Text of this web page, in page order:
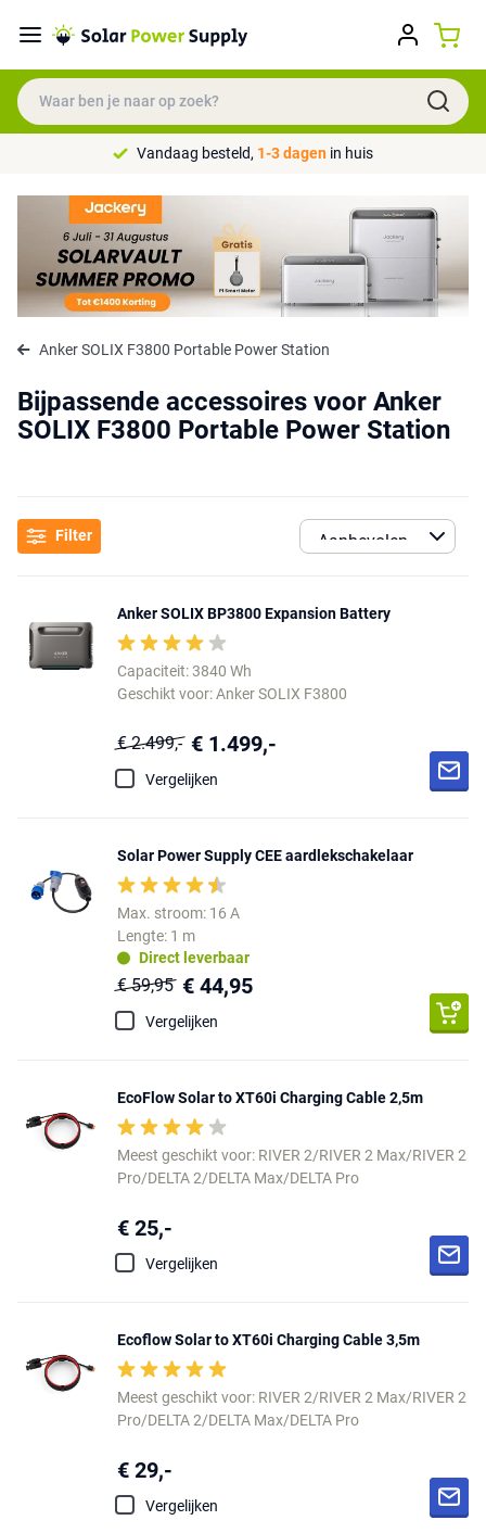
Vandaag besteld, 1-3 dagen in huis
Anker SOLIX F3800 Portable Power Station
Bijpassende accessoires voor Anker
SOLIX F3800 Portable Power Station
Filter
Anker SOLIX BP3800 Expansion Battery
Capaciteit: 3840 Wh
Geschikt voor: Anker SOLIX F3800
€ 2.499,- € 1.499,-
Vergelijken
Solar Power Supply CEE aardlekschakelaar
Max. stroom: 16 A
Lengte: 1 m
Direct leverbaar
€ 59,95 € 44,95
Vergelijken
EcoFlow Solar to XT60i Charging Cable 2,5m
Meest geschikt voor: RIVER 2/RIVER 2 Max/RIVER 2
Pro/DELTA 2/DELTA Max/DELTA Pro
€ 25,-
Vergelijken
Ecoflow Solar to XT60i Charging Cable 3,5m
Meest geschikt voor: RIVER 2/RIVER 2 Max/RIVER 2
Pro/DELTA 2/DELTA Max/DELTA Pro
€ 29,-
Vergelijken